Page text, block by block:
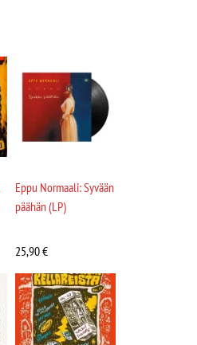
Eppu Normaali: Syvään
päähän (LP)
25,90€